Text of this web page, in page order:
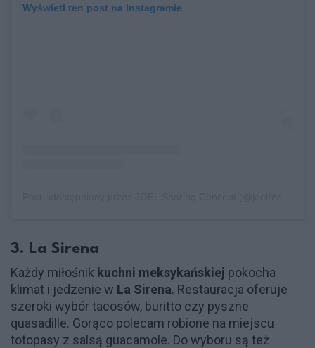
Wyświetl ten post na Instagramie
3. La Sirena
Każdy miłośnik kuchni meksykańskiej pokocha
klimat i jedzenie w La Sirena. Restauracja oferuje
szeroki wybór tacosów, buritto czy pyszne
quasadille. Gorąco polecam robione na miejscu
totopasy z salsą guacamole. Do wyboru są też